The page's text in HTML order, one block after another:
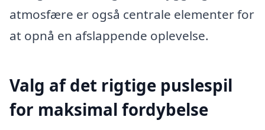
atmosfære er også centrale elementer for
at opnå en afslappende oplevelse.
Valg af det rigtige puslespil
for maksimal fordybelse